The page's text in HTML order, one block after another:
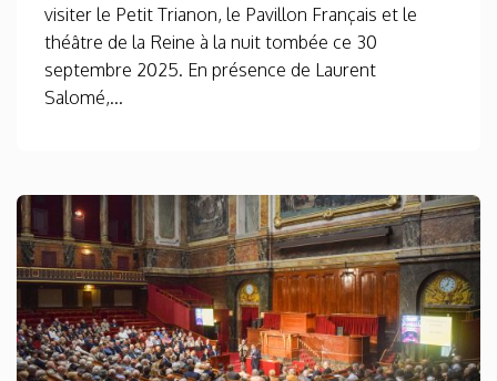
visiter le Petit Trianon, le Pavillon Français et le
théâtre de la Reine à la nuit tombée ce 30
septembre 2025. En présence de Laurent
Salomé,...